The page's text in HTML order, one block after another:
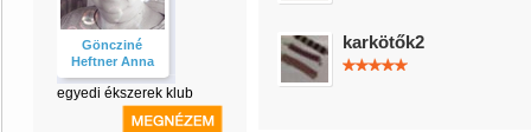
Göncziné
Heftner Anna
egyedi ékszerek klub
karkötők2